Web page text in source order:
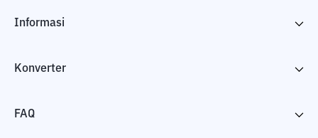
Informasi
Konverter
FAQ